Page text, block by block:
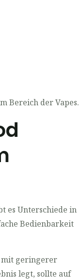
Bereich der Vapes.
es Unterschiede in
Bedienbarkeit
mit geringerer
legt, sollte auf